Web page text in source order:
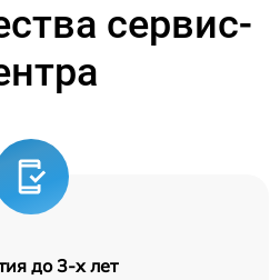
сервис-
до 3-х лет